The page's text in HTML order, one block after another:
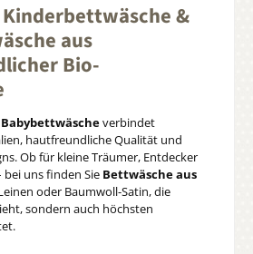
&
aus
Bio-
verbindet
hautfreundliche Qualität und
Ob für kleine Träumer, Entdecker
uns finden Sie Bettwäsche aus
oder Baumwoll-Satin, die
sondern auch höchsten